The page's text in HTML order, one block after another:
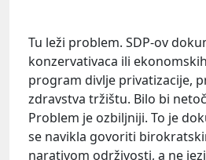
Tu leži problem. SDP-ov
konzervativaca ili
program divlje privatizacije,
zdravstva tržištu. Bilo bi
Problem je ozbiljniji. To je
se navikla govoriti
narativom održivosti, a ne